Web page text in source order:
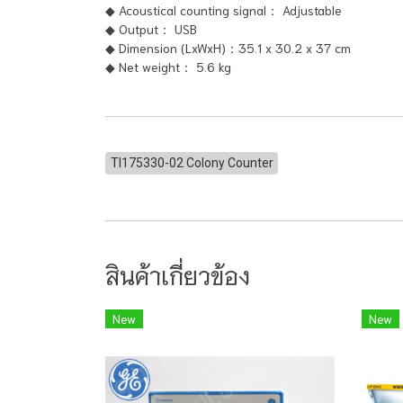
◆ Acoustical counting signal： Adjustable
◆ Output： USB
◆ Dimension (LxWxH)：35.1 x 30.2 x 37 cm
◆ Net weight： 5.6 kg
TI175330-02 Colony Counter
สินค้าเกี่ยวข้อง
New New